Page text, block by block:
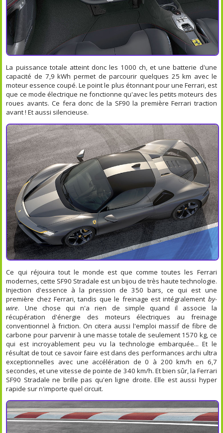
La puissance totale atteint donc les 1000 ch, et une batterie d'une
capacité de 7,9 kWh permet de parcourir quelques 25 km avec le
moteur essence coupé. Le point le plus étonnant pour une Ferrari, est
que ce mode électrique ne fonctionne qu'avec les petits moteurs des
roues avants. Ce fera donc de la SF90 la première Ferrari traction
avant ! Et aussi silencieuse.
Ce qui réjouira tout le monde est que comme toutes les Ferrari
modernes, cette SF90 Stradale est un bijou de très haute technologie.
Injection d'essence à la pression de 350 bars, ce qui est une
première chez Ferrari, tandis que le freinage est intégralement by-
wire. Une chose qui n'a rien de simple quand il associe la
récupération d'énergie des moteurs électriques au freinage
conventionnel à friction. On citera aussi l'emploi massif de fibre de
carbone pour parvenir à une masse totale de seulement 1570 kg, ce
qui est incroyablement peu vu la technologie embarquée... Et le
résultat de tout ce savoir faire est dans des performances archi ultra
exceptionnelles avec une accélération de 0 à 200 km/h en 6,7
secondes, et une vitesse de pointe de 340 km/h. Et bien sûr, la Ferrari
SF90 Stradale ne brille pas qu'en ligne droite. Elle est aussi hyper
rapide sur n'importe quel circuit.